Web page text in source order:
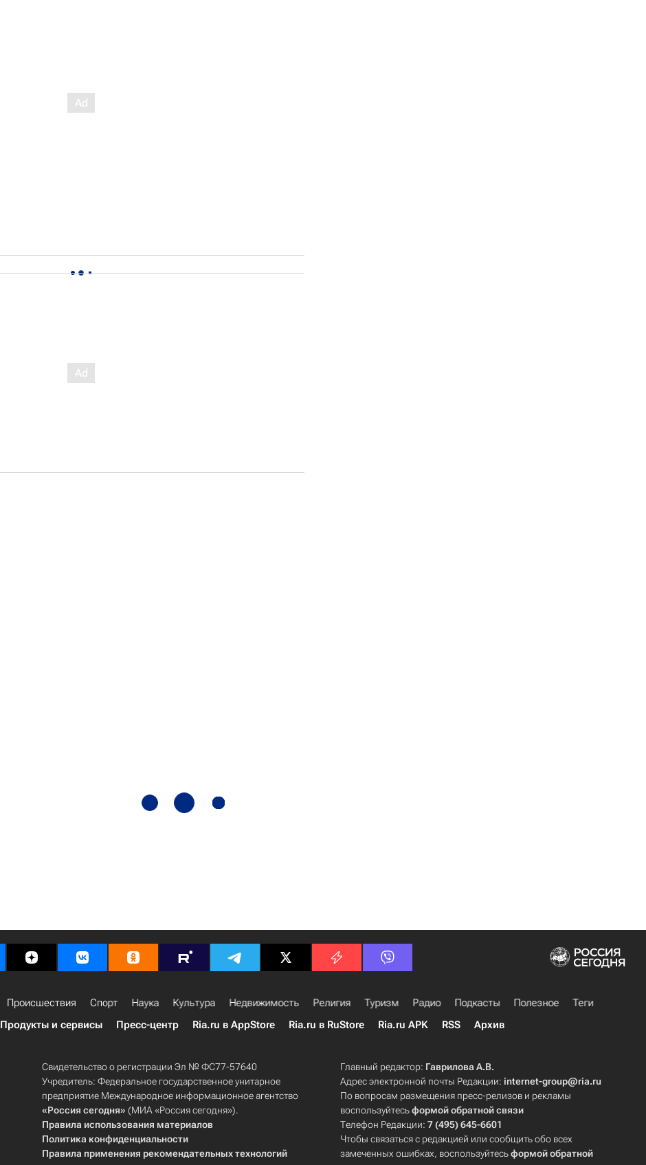
Происшествия Спорт Наука Культура Недвижимость Религия Туризм Радио Подкасты Полезное
Теги
Продукты и сервисы Пресс-центр Ria.ru в AppStore Ria.ru в RuStore Ria.ru APK RSS Архив
Свидетельство о регистрации Эл № ФС77-57640
Учредитель: Федеральное государственное унитарное
предприятие Международное информационное агентство
«Россия сегодня» (МИА «Россия сегодня»).
Правила использования материалов
Политика конфиденциальности
Правила применения рекомендательных технологий
Главный редактор: Гаврилова А.В.
Адрес электронной почты Редакции:internet-group@ria.ru
По вопросам размещения пресс-релизов и рекламы
воспользуйтесьформой обратной связи
Телефон Редакции:7 (495) 645-6601
Чтобы связаться с редакцией или сообщить обо всех
замеченных ошибках, воспользуйтесьформой обратной